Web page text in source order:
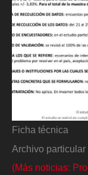
Ficha técnica
Archivo particular
(Más noticias: